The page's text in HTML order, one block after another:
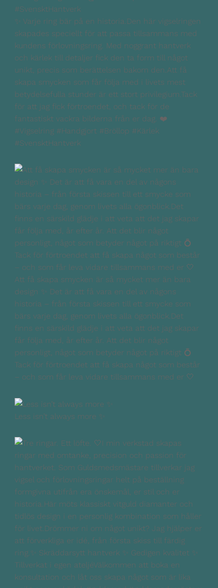
✨ Varje ring bär på en historia.Den här vigselringen
skapades speciellt för att passa tillsammans med
kundens förlovningsring. Med noggrant hantverk
och kärlek till detaljer fick den ta form till något
unikt, precis som berättelsen bakom den.Att få
skapa smycken som får följa med i livets mest
betydelsefulla stunder är ett stort privilegium.Tack
för att jag fick förtroendet, och tack för de
fantastiskt vackra bilderna från er dag. ❤️
#Vigselring #Handgjort #Bröllop #Kärlek
#SvensktHantverk
Att få skapa smycken är så mycket mer än bara
design ✨ Det är att få vara en del av någons
historia – från första skissen till ett smycke som
bärs varje dag, genom livets alla ögonblick.Det
finns en särskild glädje i att veta att det jag skapar
får följa med, år efter år. Att det blir något
personligt, något som betyder något på riktigt 💍
Tack för förtroendet att få skapa något som består
– och som får leva vidare tillsammans med er 🤍
Less isn’t always more ✨